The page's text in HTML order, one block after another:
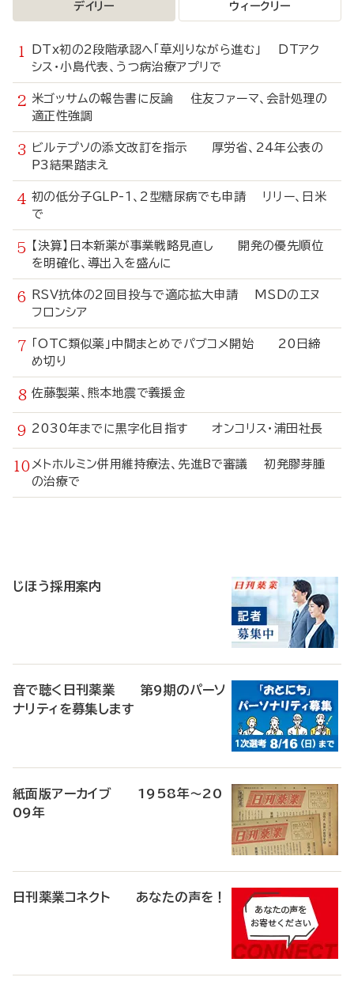
デイリー ウィークリー
DTx初の2段階承認へ「草刈りながら進む」 DTアク
シス・小島代表、うつ病治療アプリで
米ゴッサムの報告書に反論 住友ファーマ、会計処理の
適正性強調
ビルテプソの添文改訂を指示 厚労省、24年公表の
P3結果踏まえ
初の低分子GLP-1、2型糖尿病でも申請 リリー、日米
で
【決算】日本新薬が事業戦略見直し 開発の優先順位
を明確化、導出入を盛んに
RSV抗体の2回目投与で適応拡大申請 MSDのエヌ
フロンシア
「OTC類似薬」中間まとめでパブコメ開始 20日締
め切り
佐藤製薬、熊本地震で義援金
2030年までに黒字化目指す オンコリス・浦田社長
メトホルミン併用維持療法、先進Bで審議 初発膠芽腫
の治療で
じほう採用案内
音で聴く日刊薬業 第9期のパーソ
ナリティを募集します
紙面版アーカイブ 1958年～20
09年
日刊薬業コネクト あなたの声を！